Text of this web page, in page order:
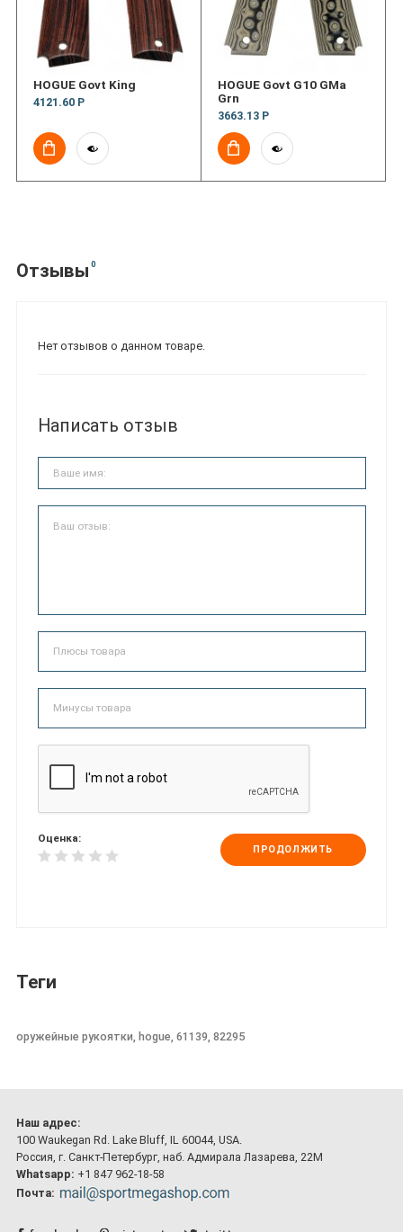
HOGUE Govt King
4121.60 Р
HOGUE Govt G10 GMa
Grn
3663.13 Р
Отзывы 0
Нет отзывов о данном товаре.
Написать отзыв
Оценка:
ПРОДОЛЖИТЬ
Теги
оружейные рукоятки, hogue, 61139, 82295
Наш адрес:
100 Waukegan Rd. Lake Bluff, IL 60044, USA.
Россия, г. Санкт-Петербург, наб. Адмирала Лазарева, 22М
Whatsapp: +1 847 962-18-58
Почта: